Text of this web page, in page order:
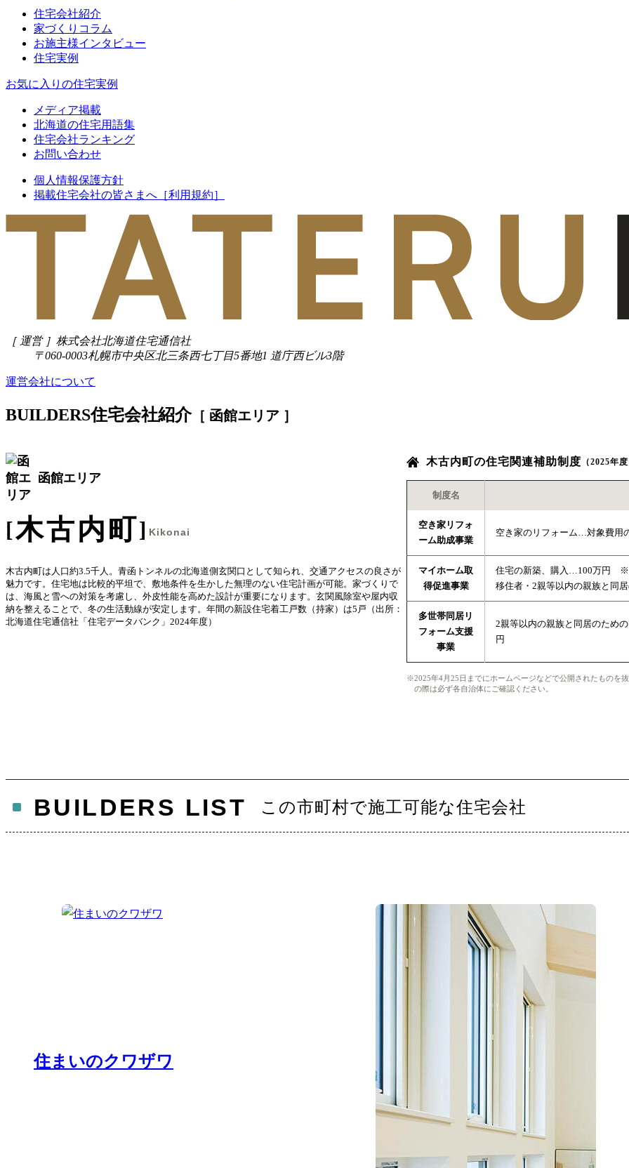
住宅会社紹介
家づくりコラム
お施主様インタビュー
住宅実例
お気に入りの住宅実例
メディア掲載
北海道の住宅用語集
住宅会社ランキング
お問い合わせ
個人情報保護方針
掲載住宅会社の皆さまへ［利用規約］
［ 運営 ］ 株式会社北海道住宅通信社
〒060-0003札幌市中央区北三条西七丁目5番地1 道庁西ビル3階
運営会社について
BUILDERS住宅会社紹介［ 函館エリア ］
函館エリア
木古内町 Kikonai
木古内町は人口約3.5千人。青函トンネルの北海道側玄関口として知られ、交通アクセスの良さが
魅力です。住宅地は比較的平坦で、敷地条件を生かした無理のない住宅計画が可能。家づくりで
は、海風と雪への対策を考慮し、外皮性能を高めた設計が重要になります。玄関風除室や屋内収
納を整えることで、冬の生活動線が安定します。年間の新設住宅着工戸数（持家）は5戸（出所：
北海道住宅通信社「住宅データバンク」2024年度）
木古内町の住宅関連補助制度 （2025年
制度名
空き家リフォ
ーム助成事業
空き家のリフォーム…対象費
マイホーム取
得促進事業
住宅の新築、購入…100万円 ※
移住者・2親等以内の親族と同
多世帯同居リ
フォーム支援
事業
2親等以内の親族と同居のため
円
2025年4月25日までにホームページなどで公開されたものを
の際は必ず各自治体にご確認ください。
BUILDERS LIST この市町村で施工可能な住宅会社
住まいのクワザワ